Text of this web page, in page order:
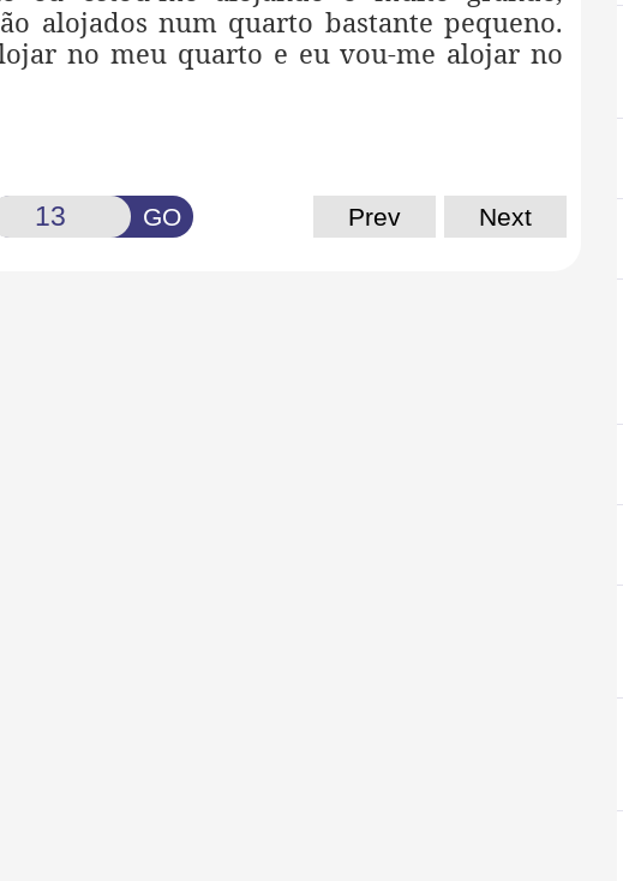
alojados num quarto bastante pequeno.
no meu quarto e eu vou-me alojar no
GO Prev Next